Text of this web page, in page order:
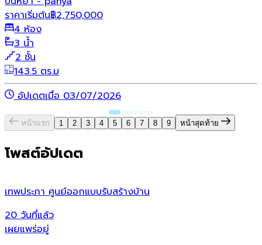
ราคาเริ่มต้น฿2,750,000
4 ห้อง
3 น้ำ
2 ชั้น
143.5 ตร.ม
อัปเดตเมื่อ 03/07/2026
หน้าแรก 1 2 3 4 5 6 7 8 9 หน้าสุดท้าย
โพสต์อัปเดต
เทพประภา ศูนย์ออกแบบรับสร้างบ้าน
20 วันที่แล้ว
เผยแพร่อยู่